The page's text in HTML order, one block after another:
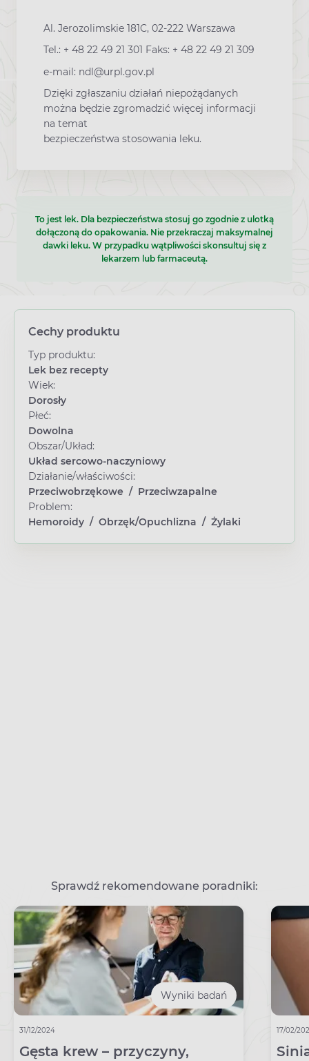
Al. Jerozolimskie 181C, 02-222 Warszawa
Tel.: + 48 22 49 21 301 Faks: + 48 22 49 21 309
e-mail: ndl@urpl.gov.pl
Dzięki zgłaszaniu działań niepożądanych
można będzie zgromadzić więcej informacji
na temat
bezpieczeństwa stosowania leku.
To jest lek. Dla bezpieczeństwa stosuj go zgodnie z ulotką
dołączoną do opakowania. Nie przekraczaj maksymalnej
dawki leku. W przypadku wątpliwości skonsultuj się z
lekarzem lub farmaceutą.
Cechy produktu
Typ produktu:
Lek bez recepty
Wiek:
Dorosły
Płeć:
Dowolna
Obszar/Układ:
Układ sercowo-naczyniowy
Działanie/właściwości:
Przeciwobrzękowe / Przeciwzapalne
Problem:
Hemoroidy / Obrzęk/Opuchlizna / Żylaki
Sprawdź rekomendowane poradniki:
Wyniki badań
31/12/2024
Gęsta krew – przyczyny,
17/02/